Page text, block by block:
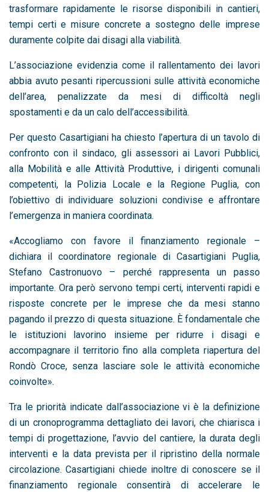
trasformare rapidamente le risorse disponibili in cantieri,
tempi certi e misure concrete a sostegno delle imprese
duramente colpite dai disagi alla viabilità.
L’associazione evidenzia come il rallentamento dei lavori
abbia avuto pesanti ripercussioni sulle attività economiche
dell’area, penalizzate da mesi di difficoltà negli
spostamenti e da un calo dell’accessibilità.
Per questo Casartigiani ha chiesto l’apertura di un tavolo di
confronto con il sindaco, gli assessori ai Lavori Pubblici,
alla Mobilità e alle Attività Produttive, i dirigenti comunali
competenti, la Polizia Locale e la Regione Puglia, con
l’obiettivo di individuare soluzioni condivise e affrontare
l’emergenza in maniera coordinata.
«Accogliamo con favore il finanziamento regionale –
dichiara il coordinatore regionale di Casartigiani Puglia,
Stefano Castronuovo – perché rappresenta un passo
importante. Ora però servono tempi certi, interventi rapidi e
risposte concrete per le imprese che da mesi stanno
pagando il prezzo di questa situazione. È fondamentale che
le istituzioni lavorino insieme per ridurre i disagi e
accompagnare il territorio fino alla completa riapertura del
Rondò Croce, senza lasciare sole le attività economiche
coinvolte».
Tra le priorità indicate dall’associazione vi è la definizione
di un cronoprogramma dettagliato dei lavori, che chiarisca i
tempi di progettazione, l’avvio del cantiere, la durata degli
interventi e la data prevista per il ripristino della normale
circolazione. Casartigiani chiede inoltre di conoscere se il
finanziamento regionale consentirà di accelerare le